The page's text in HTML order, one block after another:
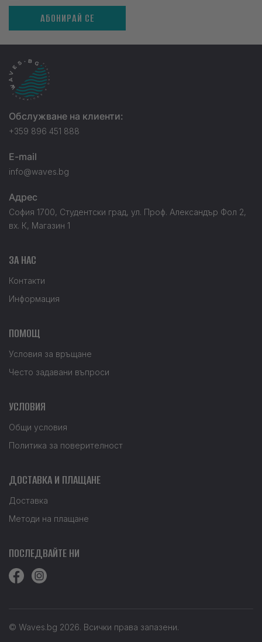
АБОНИРАЙ СЕ
Обслужване на клиенти:
+359 896 451 888
E-mail
info@waves.bg
Адрес
София 1700, Студентски град, ул. Проф. Александър Фол 2,
вх. К, Магазин 1
ЗА НАС
Контакти
Информация
ПОМОЩ
Условия за връщане
Често задавани въпроси
УСЛОВИЯ
Общи условия
Политика за поверителност
ДОСТАВКА И ПЛАЩАНЕ
Доставка
Методи на плащане
ПОСЛЕДВАЙТЕ НИ
© Waves.bg 2026. Всички права запазени.